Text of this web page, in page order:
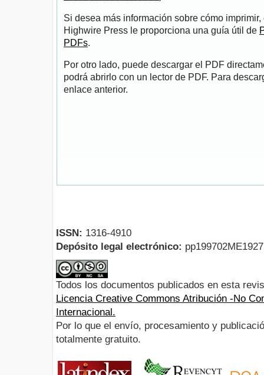
Si desea más información sobre cómo
Highwire Press le proporciona una guía útil de
PDFs.
Por otro lado, puede descargar el PDF
podrá abrirlo con un lector de PDF. Para
enlace anterior.
ISSN: 1316-4910
Depósito legal electrónico:
Todos los documentos publicados en esta
Licencia Creative Commons Atribución -No
Internacional.
Por lo que el envío, procesamiento y
totalmente gratuito.